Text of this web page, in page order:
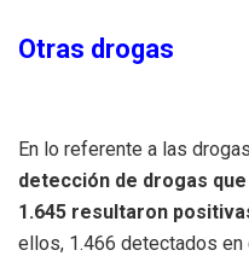
Otras drogas
En lo referente a las
detección de drogas
1.645 resultaron
ellos, 1.466 detectados